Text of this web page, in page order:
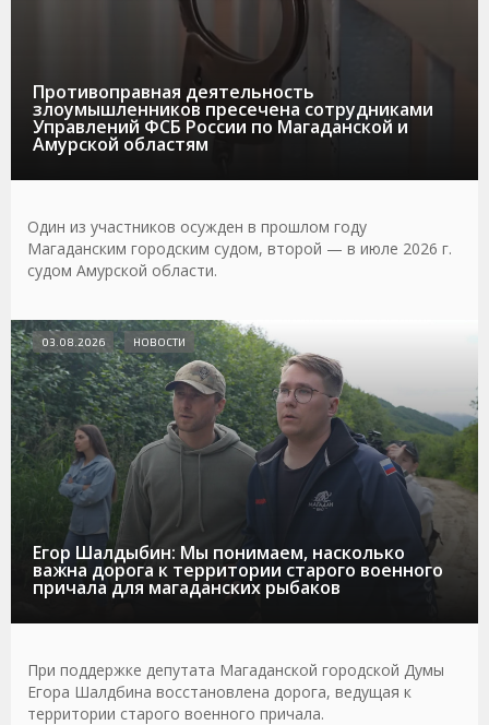
Противоправная деятельность
злоумышленников пресечена сотрудниками
Управлений ФСБ России по Магаданской и
Амурской областям
Один из участников осужден в прошлом году
Магаданским городским судом, второй — в июле 2026 г.
судом Амурской области.
Егор Шалдыбин: Мы понимаем, насколько
важна дорога к территории старого военного
причала для магаданских рыбаков
03.08.2026 НОВОСТИ
При поддержке депутата Магаданской городской Думы
Егора Шалдбина восстановлена дорога, ведущая к
территории старого военного причала.